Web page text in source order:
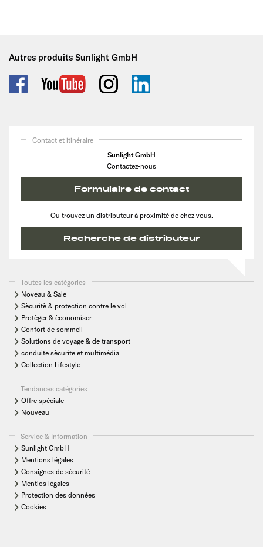
Autres produits Sunlight GmbH
Contact et itinéraire
Sunlight GmbH
Contactez-nous
Formulaire de contact
Ou trouvez un distributeur à proximité de chez vous.
Recherche de distributeur
Toutes les catégories
Noveau & Sale
Sècuritè & protection contre le vol
Protèger & èconomiser
Confort de sommeil
Solutions de voyage & de transport
conduite sècurite et multimédia
Collection Lifestyle
Tendances catégories
Offre spéciale
Nouveau
Service & Information
Sunlight GmbH
Mentions légales
Consignes de sécurité
Mentios légales
Protection des données
Cookies